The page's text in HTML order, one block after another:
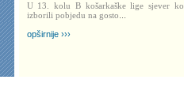
U 13. kolu B košarkaške lige sjever
izborili pobjedu na gosto
opširnije ›››